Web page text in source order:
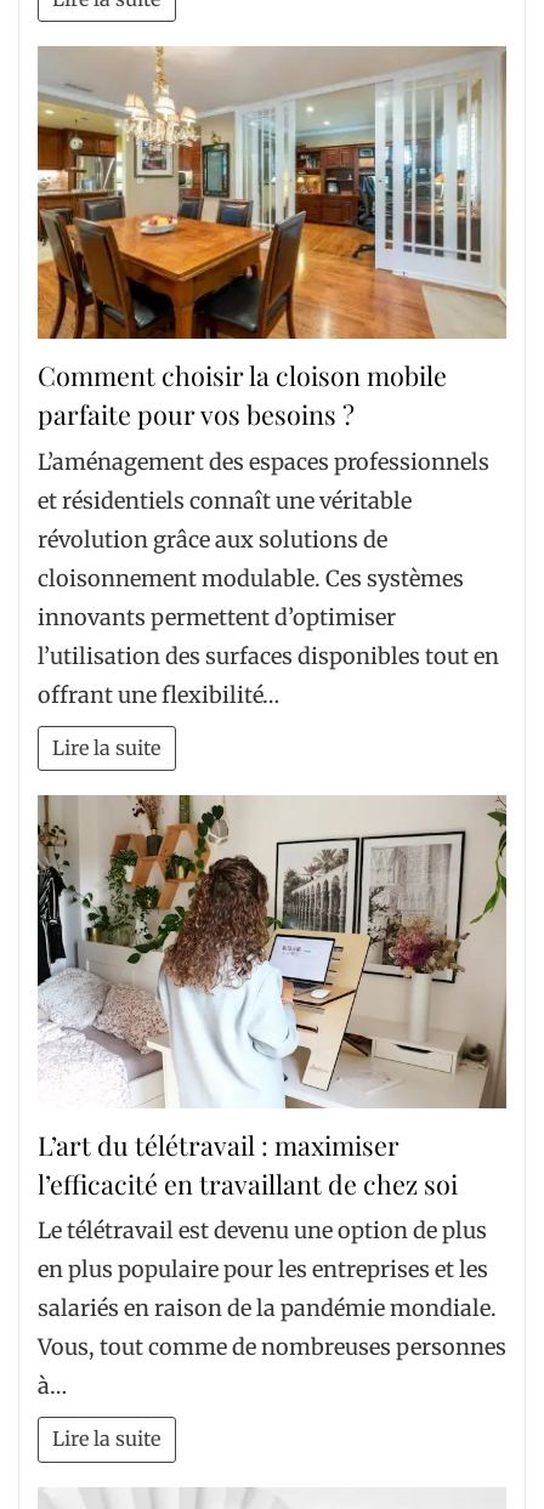
Comment choisir la cloison mobile
parfaite pour vos besoins ?
L’aménagement des espaces professionnels
et résidentiels connaît une véritable
révolution grâce aux solutions de
cloisonnement modulable. Ces systèmes
innovants permettent d’optimiser
l’utilisation des surfaces disponibles tout en
offrant une flexibilité…
Lire la suite
L’art du télétravail : maximiser
l’efficacité en travaillant de chez soi
Le télétravail est devenu une option de plus
en plus populaire pour les entreprises et les
salariés en raison de la pandémie mondiale.
Vous, tout comme de nombreuses personnes
à…
Lire la suite